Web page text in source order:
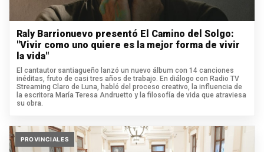
Raly Barrionuevo presentó El Camino del Solgo:
"Vivir como uno quiere es la mejor forma de vivir
la vida"
El cantautor santiagueño lanzó un nuevo álbum con 14 canciones
inéditas, fruto de casi tres años de trabajo. En diálogo con Radio TV
Streaming Claro de Luna, habló del proceso creativo, la influencia de
la escritora María Teresa Andruetto y la filosofía de vida que atraviesa
su obra.
PROVINCIALES